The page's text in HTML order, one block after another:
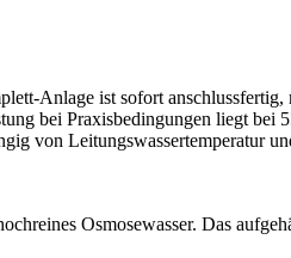
Anlage ist sofort anschlussfertig,
bei Praxisbedingungen liegt bei
von Leitungswassertemperatur
Osmosewasser. Das